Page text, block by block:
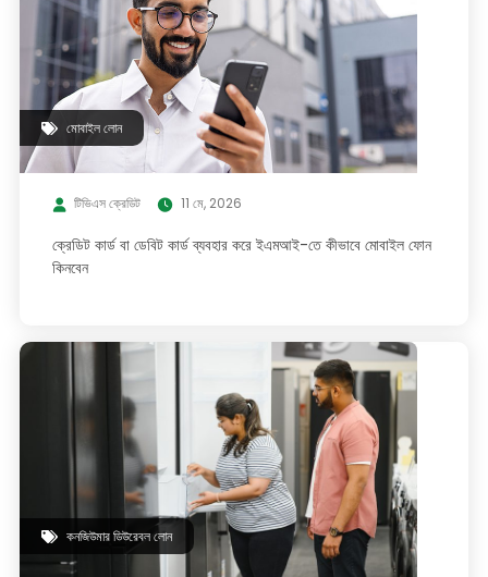
মোবাইল লোন
টিভিএস ক্রেডিট 11 মে, 2026
ক্রেডিট কার্ড বা ডেবিট কার্ড ব্যবহার করে ইএমআই-তে কীভাবে মোবাইল ফোন
কিনবেন
কনজিউমার ডিউরেবল লোন